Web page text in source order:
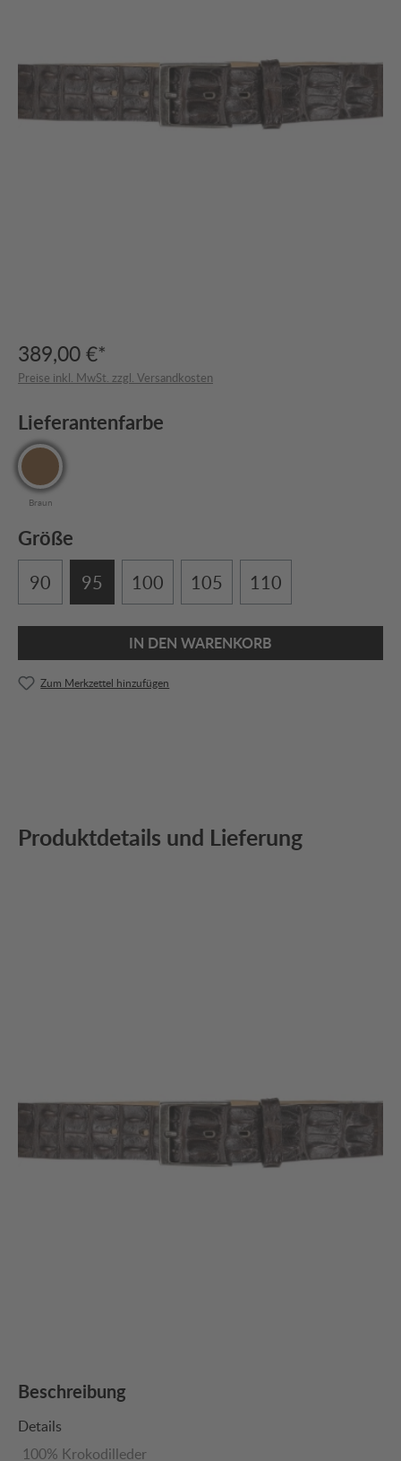
389,00 €*
Preise inkl. MwSt. zzgl. Versandkosten
Lieferantenfarbe
Braun
Größe
90 95 100 105 110
IN DEN WARENKORB
Zum Merkzettel hinzufügen
Produktdetails und Lieferung
Beschreibung
Details
100% Krokodilleder